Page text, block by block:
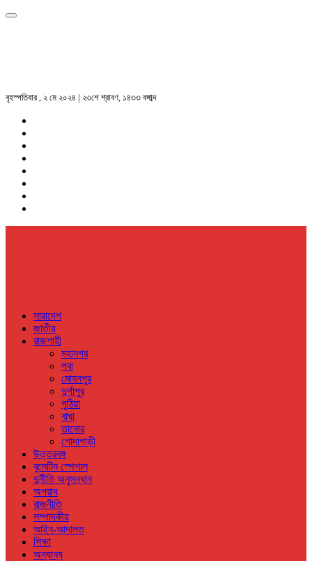
বৃহস্পতিবার , ২ মে ২০২৪ | ২৩শে শ্রাবণ, ১৪৩৩ বঙ্গাব্দ
সারাদেশ
জাতীয়
রাজশাহী
মহানগর
পবা
মোহনপুর
দুর্গাপুর
পুঠিয়া
বাঘা
তানোর
গোদাগাড়ী
উত্তরবঙ্গ
বুলেটিন স্পেশাল
দুর্নীতি অনুসন্ধান
অপরাধ
রাজনীতি
সম্পাদকীয়
আইন-আদালত
শিক্ষা
অন্যান্য